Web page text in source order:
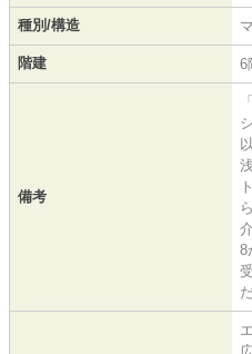
種別/構造
階建 6
備考
8